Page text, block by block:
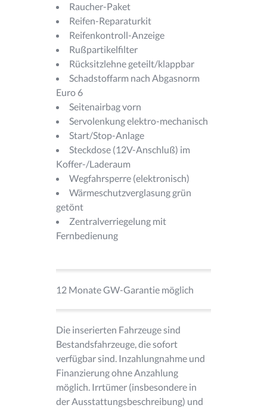
Raucher-Paket
Reifen-Reparaturkit
Reifenkontroll-Anzeige
Rußpartikelfilter
Rücksitzlehne geteilt/klappbar
Schadstoffarm nach Abgasnorm
Euro 6
Seitenairbag vorn
Servolenkung elektro-mechanisch
Start/Stop-Anlage
Steckdose (12V-Anschluß) im
Koffer-/Laderaum
Wegfahrsperre (elektronisch)
Wärmeschutzverglasung grün
getönt
Zentralverriegelung mit
Fernbedienung
12 Monate GW-Garantie möglich
Die inserierten Fahrzeuge sind
Bestandsfahrzeuge, die sofort
verfügbar sind. Inzahlungnahme und
Finanzierung ohne Anzahlung
möglich. Irrtümer (insbesondere in
der Ausstattungsbeschreibung) und